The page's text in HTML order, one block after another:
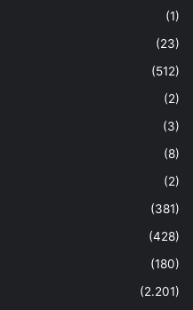
(1)
(23)
(512)
(2)
(3)
(8)
(2)
(381)
(428)
(180)
(2.201)